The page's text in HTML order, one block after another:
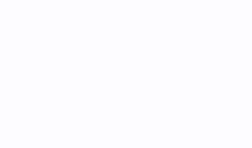
نفاد
تمنحك
محادثات غير
مشكلة في